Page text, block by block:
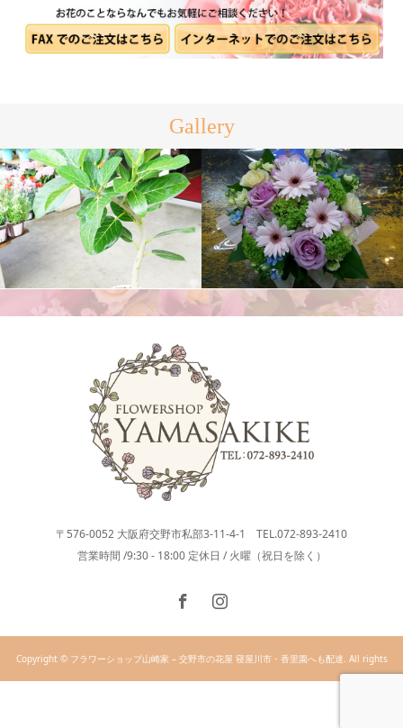
Gallery
アレンジメント
〒576-0052 大阪府交野市私部3-11-4-1 TEL.072-893-2410
営業時間 /9:30 - 18:00 定休日 / 火曜（祝日を除く）
Copyright © フラワーショップ山崎家 – 交野市の花屋 寝屋川市・香里園へも配達. All rights